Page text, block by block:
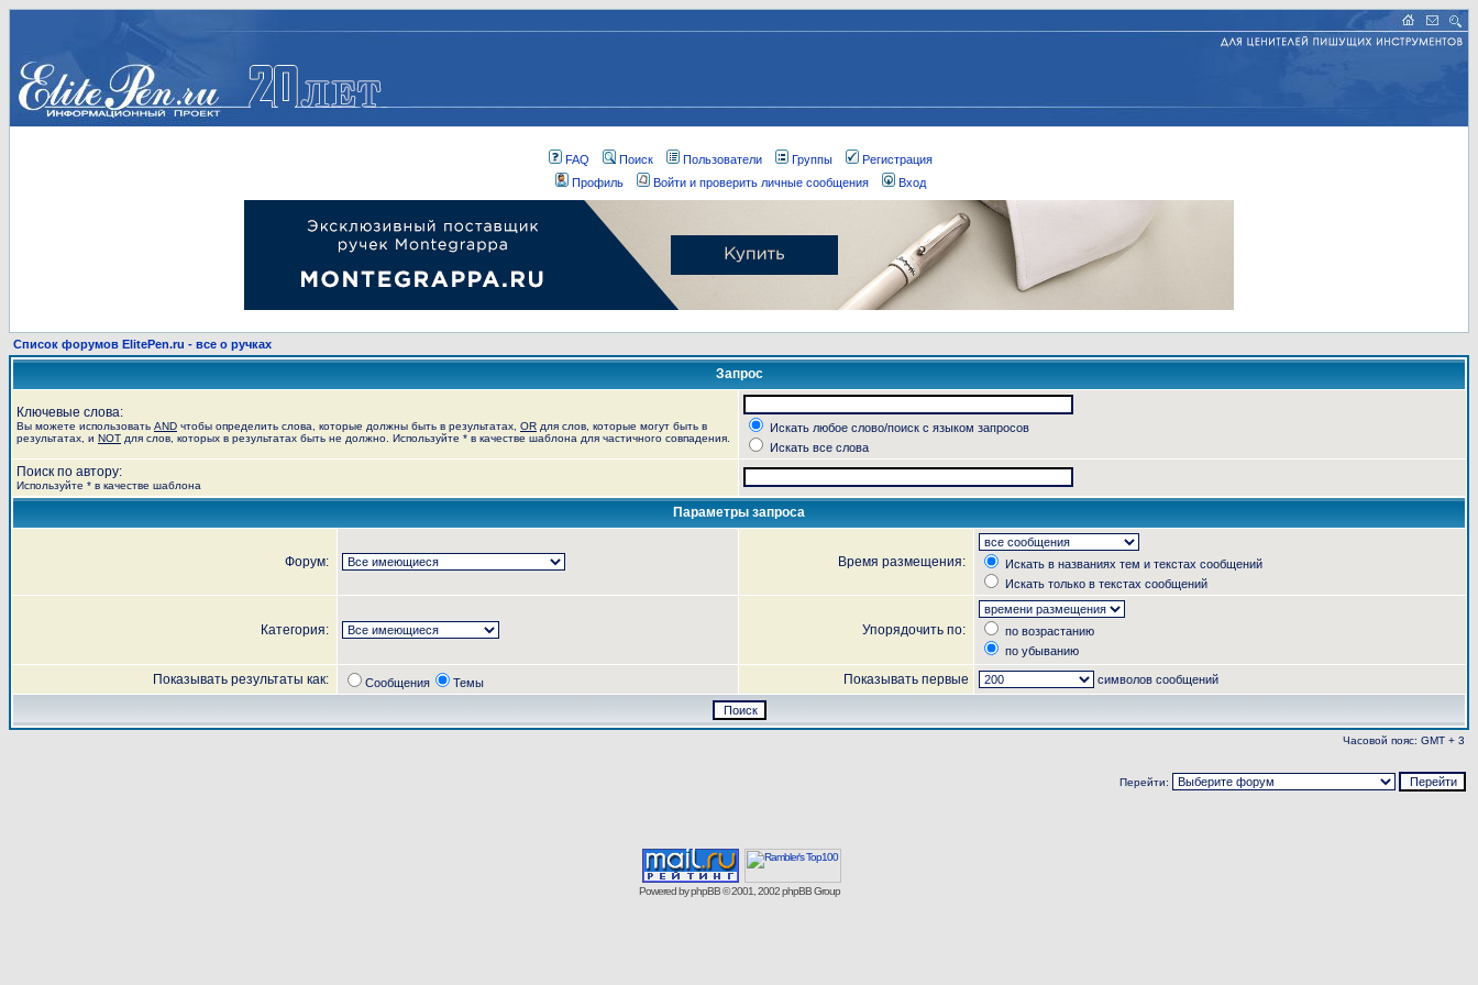
FAQ Поиск Пользователи Группы
Регистрация
Профиль
Войти и проверить личные сообщения Вход
Список форумов ElitePen.ru - все о ручках
Запрос
Ключевые слова:
Вы можете использовать AND чтобы определить слова, которые должны быть в результатах, OR для слов, которые могут быть в
результатах, и NOT для слов, которых в результатах быть не должно. Используйте * в качестве шаблона для частичного совпадения.
Искать любое слово/поиск с языком запросов
Искать все слова
Поиск по автору:
Используйте * в качестве шаблона
Параметры запроса
Форум: Время размещения:
Искать в названиях тем и текстах сообщений
Искать только в текстах сообщений
Категория: Упорядочить по:
по возрастанию
по убыванию
Показывать результаты как: Сообщения Темы Показывать первые символов сообщений
Часовой пояс: GMT + 3
Перейти:
Powered byphpBB© 2001, 2002 phpBB Group